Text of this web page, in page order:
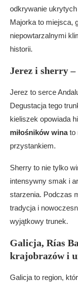
odkrywanie
Majorka to miejsca,
niepowtarzalnymi
historii.
Jerez i sherry
Jerez to serce
Degustacja tego
kieliszek opowiada
miłośników winato
przystankiem.
Sherry to nie tylko
intensywny smak i
starzenia. Podczas
tradycja i
wyjątkowy trunek.
Galicja, Rías
krajobrazów i
Galicja to region,